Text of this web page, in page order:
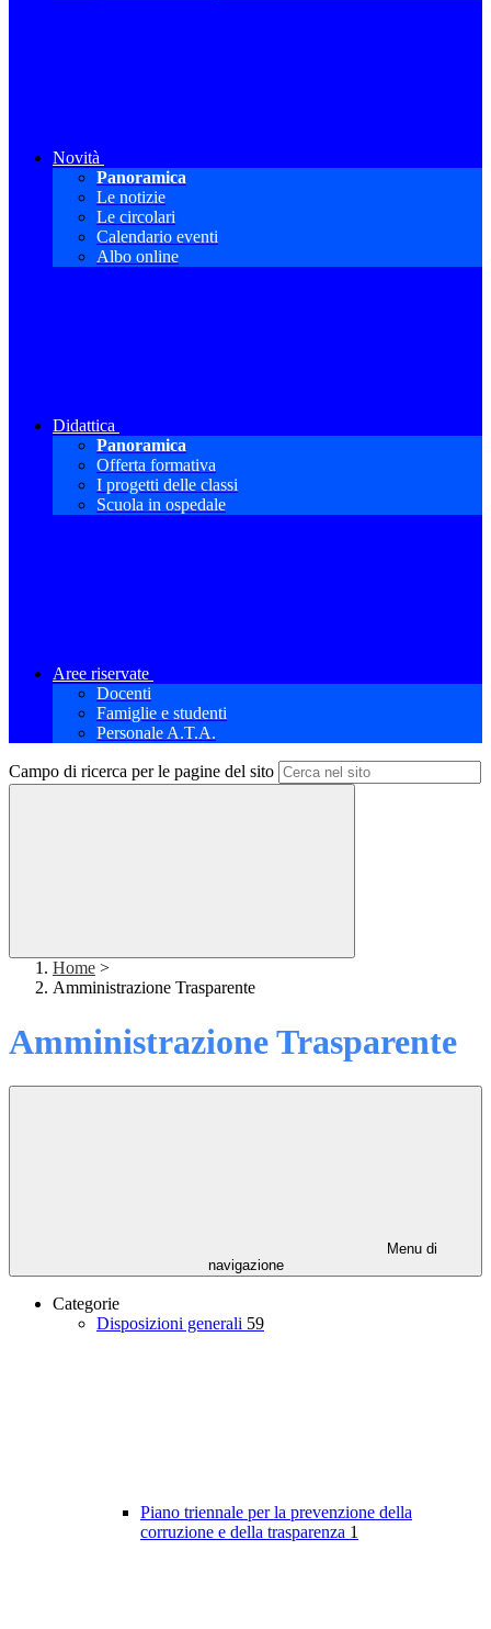
Novità
Panoramica
Le notizie
Le circolari
Calendario eventi
Albo online
Didattica
Panoramica
Offerta formativa
I progetti delle classi
Scuola in ospedale
Aree riservate
Docenti
Famiglie e studenti
Personale A.T.A.
Campo di ricerca per le pagine del sito
Home >
Amministrazione Trasparente
Amministrazione Trasparente
Menu di
navigazione
Categorie
Disposizioni generali 59
Piano triennale per la prevenzione della
corruzione e della trasparenza 1